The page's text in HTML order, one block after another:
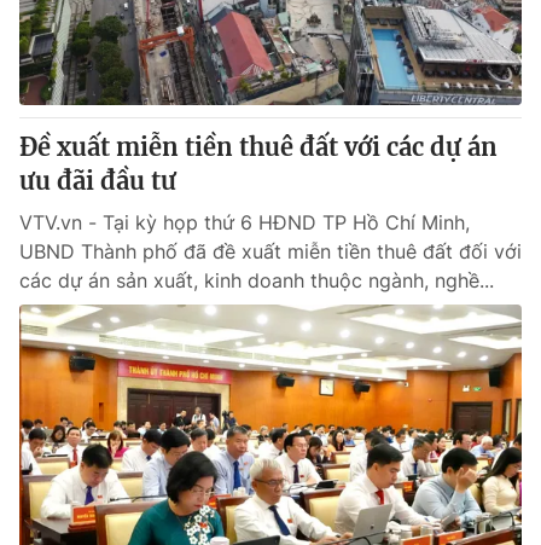
Sản phẩm
Thị trường
Tư vấn
Lịch phát sóng
Chuyên mục khác
Emagazine
Photo Infographic
Video Shorts video
VTV Money VTV Thể thao
VTV Sức khoẻ Bất động sản
Đề xuất miễn tiền thuê đất với các dự án
ưu đãi đầu tư
VTV.vn - Tại kỳ họp thứ 6 HĐND TP Hồ Chí Minh,
UBND Thành phố đã đề xuất miễn tiền thuê đất đối với
các dự án sản xuất, kinh doanh thuộc ngành, nghề...